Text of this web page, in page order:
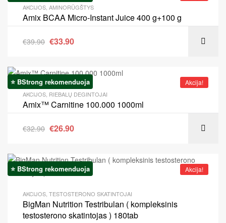
AKCIJOS AMINORŪGŠTYS
Amix BCAA Micro-Instant Juice 400 g+100 g
€39.90 €33.90
⭐ BStrong rekomenduoja Akcija!
AKCIJOS RIEBALŲ DEGINTOJAI
Amix™ Carnitine 100.000 1000ml
€32.90 €26.90
⭐ BStrong rekomenduoja Akcija!
AKCIJOS TESTOSTERONO SKATINTOJAI
BigMan Nutrition Testribulan ( kompleksinis
testosterono skatintojas ) 180tab